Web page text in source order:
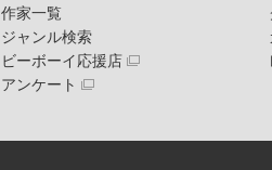
作家一覧
ジャンル検索
ビーボーイ応援店
アンケート